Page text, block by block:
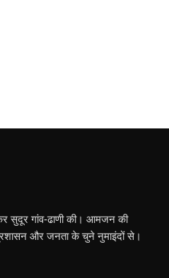
सुदूर गांव-ढाणी की। आमजन की
और जनता के चुने नुमाइंदों से।